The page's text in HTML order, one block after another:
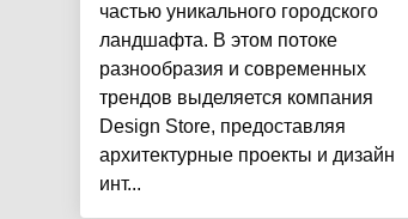
частью уникального городского
ландшафта. В этом потоке
разнообразия и современных
трендов выделяется компания
Design Store, предоставляя
архитектурные проекты и дизайн
инт...